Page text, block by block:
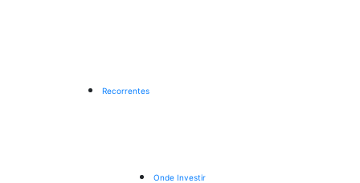
Recorrentes
Onde Investir